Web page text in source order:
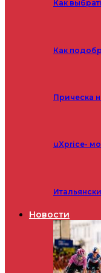
Как
Как
Прическа
uXprice-
Новости